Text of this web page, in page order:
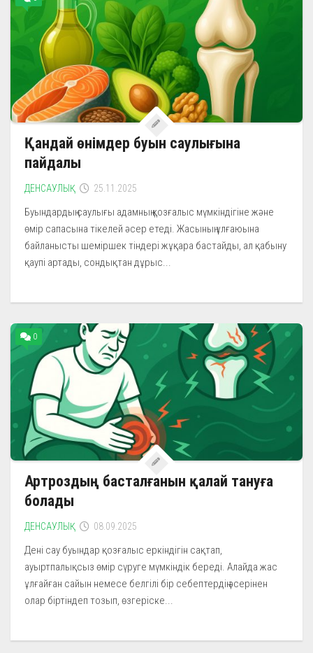
Қандай өнімдер буын саулығына
пайдалы
ДЕНСАУЛЫҚ 25.11.2025
Буындардың саулығы адамның қозғалыс мүмкіндігіне және
өмір сапасына тікелей әсер етеді. Жасының ұлғаюына
байланысты шеміршек тіндері жұқара бастайды, ал қабыну
қаупі артады, сондықтан дұрыс...
0
Артроздың басталғанын қалай тануға
болады
ДЕНСАУЛЫҚ 08.09.2025
Дені сау буындар қозғалыс еркіндігін сақтап,
ауыртпалықсыз өмір сүруге мүмкіндік береді. Алайда жас
ұлғайған сайын немесе белгілі бір себептердің әсерінен
олар біртіндеп тозып, өзгеріске...